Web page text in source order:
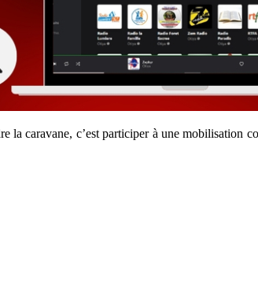
la caravane, c’est participer à une mobilisation